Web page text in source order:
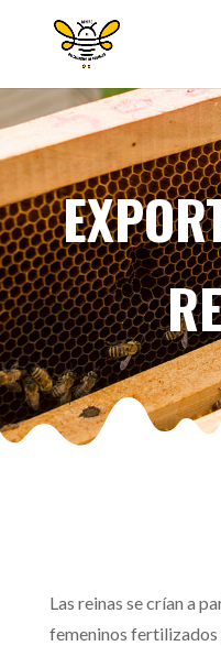
Las reinas se crían a
femeninos fertilizados